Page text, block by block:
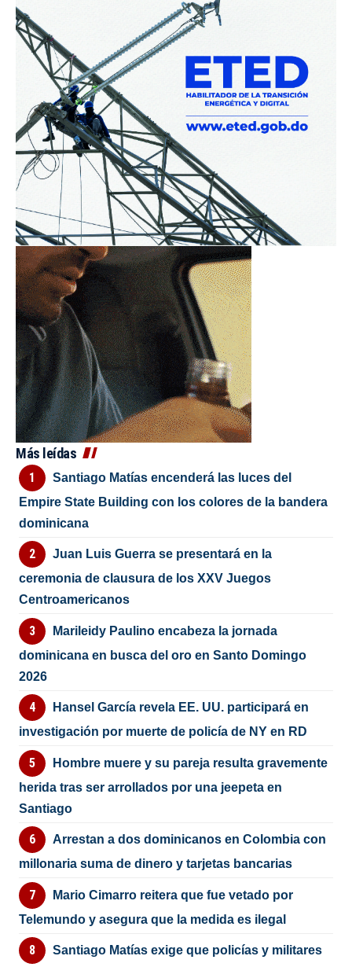
Más leídas
Santiago Matías encenderá las luces del
Empire State Building con los colores de la bandera
dominicana
Juan Luis Guerra se presentará en la
ceremonia de clausura de los XXV Juegos
Centroamericanos
Marileidy Paulino encabeza la jornada
dominicana en busca del oro en Santo Domingo
2026
Hansel García revela EE. UU. participará en
investigación por muerte de policía de NY en RD
Hombre muere y su pareja resulta gravemente
herida tras ser arrollados por una jeepeta en
Santiago
Arrestan a dos dominicanos en Colombia con
millonaria suma de dinero y tarjetas bancarias
Mario Cimarro reitera que fue vetado por
Telemundo y asegura que la medida es ilegal
Santiago Matías exige que policías y militares